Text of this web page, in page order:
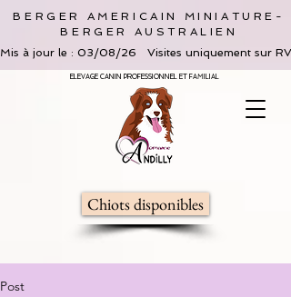
BERGER AMERICAIN MINIATURE-
BERGER AUSTRALIEN
Mis à jour le : 03/08/26   Visites uniquement sur
ELEVAGE CANIN PROFESSIONNEL ET FAMILIAL
Chiots disponibles
Post